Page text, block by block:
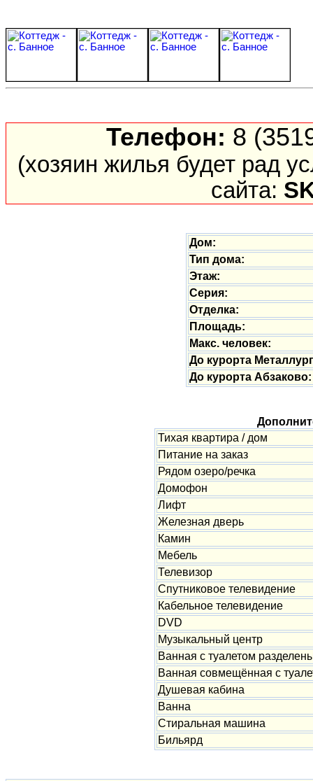
Телефон: 8
(хозяин жилья будет рад
сайта:
Дом:
Тип дома:
Этаж:
Серия:
Отделка:
Площадь:
Макс. человек:
До курорта
До курорта Абзаково:
Тихая квартира / дом
Питание на заказ
Рядом озеро/речка
Домофон
Лифт
Железная дверь
Камин
Мебель
Телевизор
Спутниковое телевидение
Кабельное телевидение
DVD
Музыкальный центр
Ванная с туалетом
Ванная совмещённая с
Душевая кабина
Ванна
Стиральная машина
Бильярд